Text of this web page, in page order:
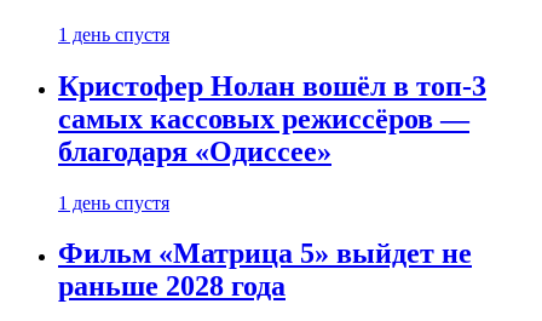
1 день спустя
Кристофер Нолан вошёл в топ-3
самых кассовых режиссёров —
благодаря «Одиссее»
1 день спустя
Фильм «Матрица 5» выйдет не
раньше 2028 года